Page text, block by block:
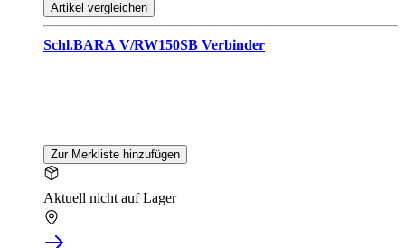
Artikel vergleichen
Schl.BARA V/RW150SB Verbinder
Zur Merkliste hinzufügen
Aktuell nicht auf Lager